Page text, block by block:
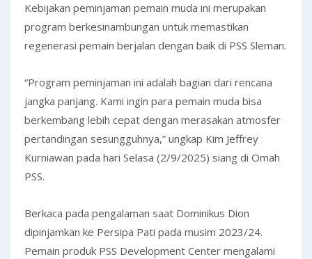
Kebijakan peminjaman pemain muda ini merupakan
program berkesinambungan untuk memastikan
regenerasi pemain berjalan dengan baik di PSS Sleman.
“Program peminjaman ini adalah bagian dari rencana
jangka panjang. Kami ingin para pemain muda bisa
berkembang lebih cepat dengan merasakan atmosfer
pertandingan sesungguhnya,” ungkap Kim Jeffrey
Kurniawan pada hari Selasa (2/9/2025) siang di Omah
PSS.
Berkaca pada pengalaman saat Dominikus Dion
dipinjamkan ke Persipa Pati pada musim 2023/24.
Pemain produk PSS Development Center mengalami